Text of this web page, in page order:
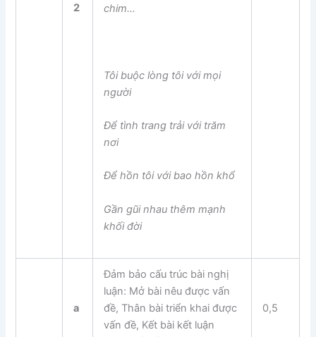
2
chim…
Tôi buộc lòng tôi với mọi
người
Để tình trang trải với trăm
nơi
Để hồn tôi với bao hồn khổ
Gần gũi nhau thêm mạnh
khối đời
a
Đảm bảo cấu trúc bài nghị
luận: Mở bài nêu được vấn
đề, Thân bài triển khai được
vấn đề, Kết bài kết luận
0,5